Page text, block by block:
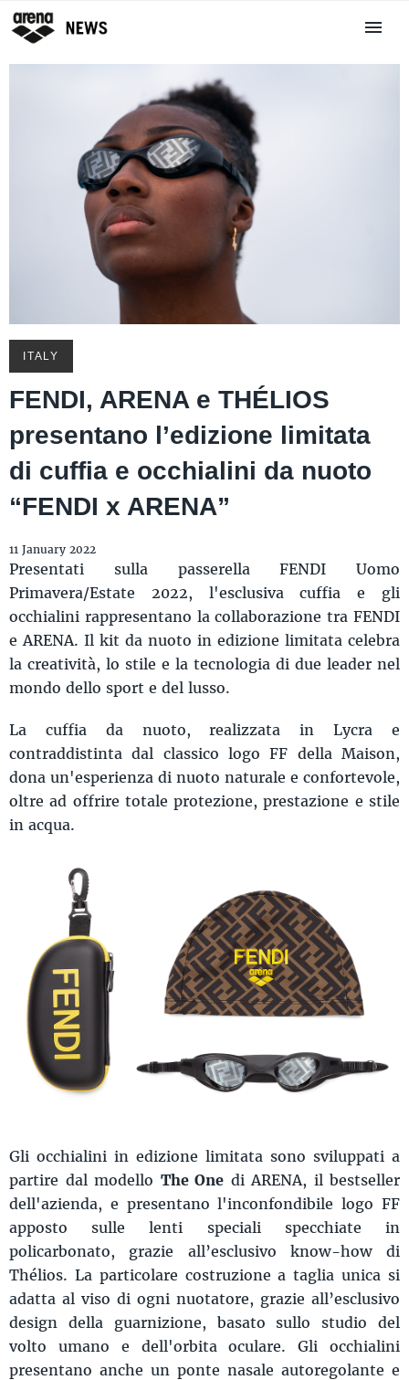
ITALY
FENDI, ARENA e THÉLIOS
presentano l’edizione limitata
di cuffia e occhialini da nuoto
“FENDI x ARENA”
11 January 2022
Presentati sulla passerella FENDI Uomo
Primavera/Estate 2022, l'esclusiva cuffia e gli
occhialini rappresentano la collaborazione tra FENDI
e ARENA. Il kit da nuoto in edizione limitata celebra
la creatività, lo stile e la tecnologia di due leader nel
mondo dello sport e del lusso.
La cuffia da nuoto, realizzata in Lycra e
contraddistinta dal classico logo FF della Maison,
dona un'esperienza di nuoto naturale e confortevole,
oltre ad offrire totale protezione, prestazione e stile
in acqua.
Gli occhialini in edizione limitata sono sviluppati a
partire dal modello The One di ARENA, il bestseller
dell'azienda, e presentano l'inconfondibile logo FF
apposto sulle lenti speciali specchiate in
policarbonato, grazie all’esclusivo know-how di
Thélios. La particolare costruzione a taglia unica si
adatta al viso di ogni nuotatore, grazie all’esclusivo
design della guarnizione, basato sullo studio del
volto umano e dell'orbita oculare. Gli occhialini
presentano anche un ponte nasale autoregolante e